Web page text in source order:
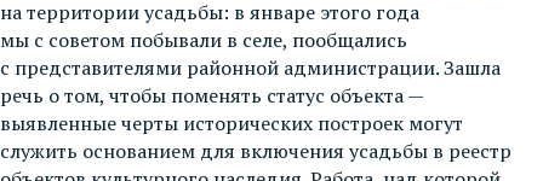
на территории усадьбы: в январе этого года
мы с советом побывали в селе, пообщались
с представителями районной администрации. Зашла
речь о том, чтобы поменять статус объекта —
выявленные черты исторических построек могут
служить основанием для включения усадьбы в реестр